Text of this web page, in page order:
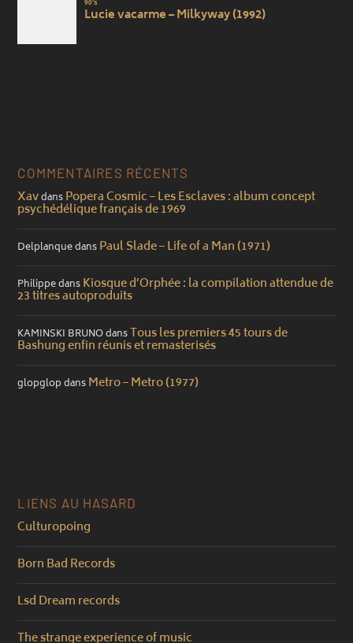
COMMENTAIRES RÉCENTS
XavdansPopera Cosmic – Les Esclaves : album concept
psychédélique français de 1969
DelplanquedansPaul Slade – Life of a Man (1971)
PhilippedansKiosque d’Orphée : la compilation attendue de
23 titres autoproduits
KAMINSKI BRUNOdansTous les premiers 45 tours de
Bashung enfin réunis et remasterisés
glopglopdansMetro – Metro (1977)
LIENS AU HASARD
Culturopoing
Born Bad Records
Lsd Dream records
The strange experience of music